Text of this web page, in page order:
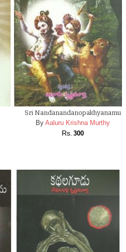
Sri Nandanandanopakhyanamu
By Aaluru Krishna Murthy
Rs. 300